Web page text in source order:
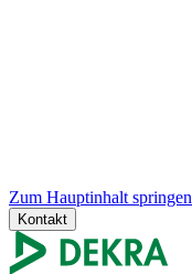
Zum Hauptinhalt springen
Kontakt